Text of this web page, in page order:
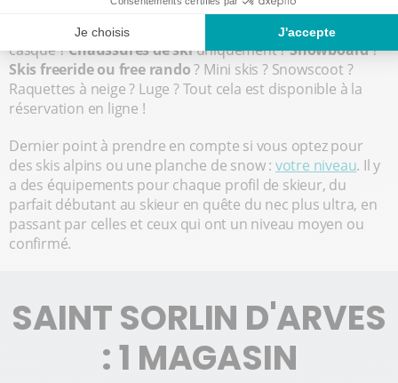
Ensuite, il faut choisir la catégorie adéquate selon votre
discipline :skis alpins
seuls, ou bien avec chaussures et
casque ?Chaussures de skiuniquement ?Snowboard?
Skis freeride ou free rando? Mini skis ? Snowscoot ?
Raquettes à neige ? Luge ? Tout cela est disponible à la
réservation en ligne !
Dernier point à prendre en compte si vous optez pour
des skis alpins ou une planche de snow : votre niveau. Il y
a des équipements pour chaque profil de skieur, du
parfait débutant au skieur en quête du nec plus ultra, en
passant par celles et ceux qui ont un niveau moyen ou
confirmé.
SAINT SORLIN D'ARVES
: 1 MAGASIN